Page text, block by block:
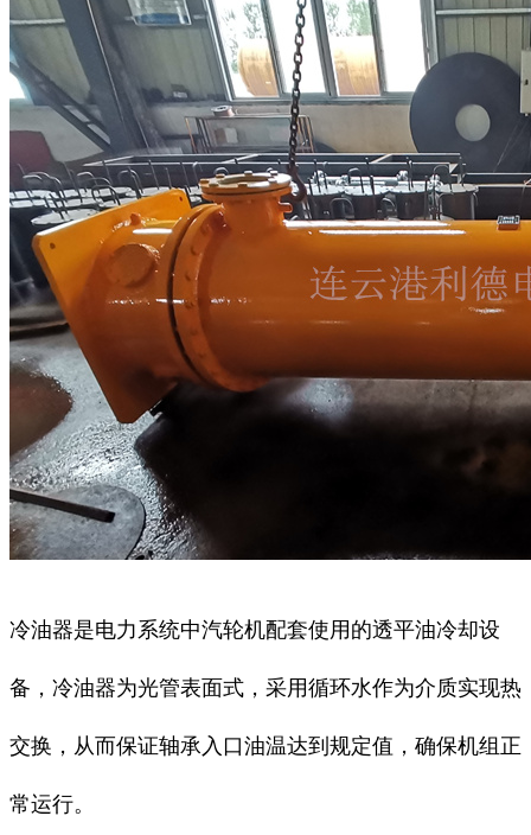
冷油器是电力系统中汽轮机配套使用的透平油冷却设
备，冷油器为光管表面式，采用循环水作为介质实现热
交换，从而保证轴承入口油温达到规定值，确保机组正
常运行。